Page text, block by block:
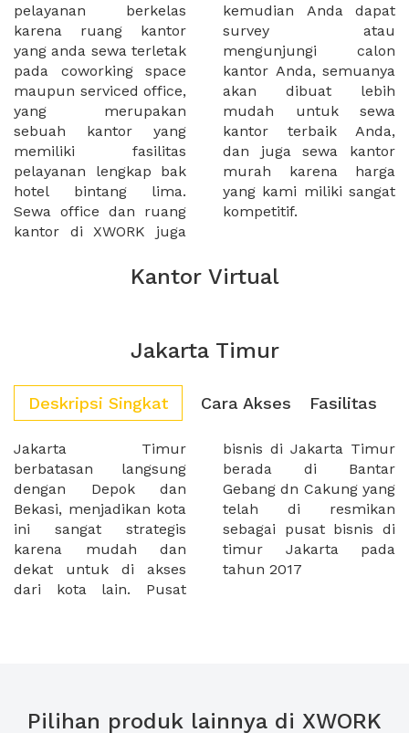
pelayanan berkelas
karena ruang kantor
yang anda sewa terletak
pada coworking space
maupun serviced office,
yang merupakan
sebuah kantor yang
memiliki fasilitas
pelayanan lengkap bak
hotel bintang lima.
Sewa office dan ruang
kantor di XWORK juga
kemudian Anda dapat
survey atau
mengunjungi calon
kantor Anda, semuanya
akan dibuat lebih
mudah untuk sewa
kantor terbaik Anda,
dan juga sewa kantor
murah karena harga
yang kami miliki sangat
kompetitif.
Kantor Virtual
Jakarta Timur
Deskripsi Singkat Cara Akses Fasilitas
Jakarta Timur
berbatasan langsung
dengan Depok dan
Bekasi, menjadikan kota
ini sangat strategis
karena mudah dan
dekat untuk di akses
dari kota lain. Pusat
bisnis di Jakarta Timur
berada di Bantar
Gebang dn Cakung yang
telah di resmikan
sebagai pusat bisnis di
timur Jakarta pada
tahun 2017
Pilihan produk lainnya di XWORK